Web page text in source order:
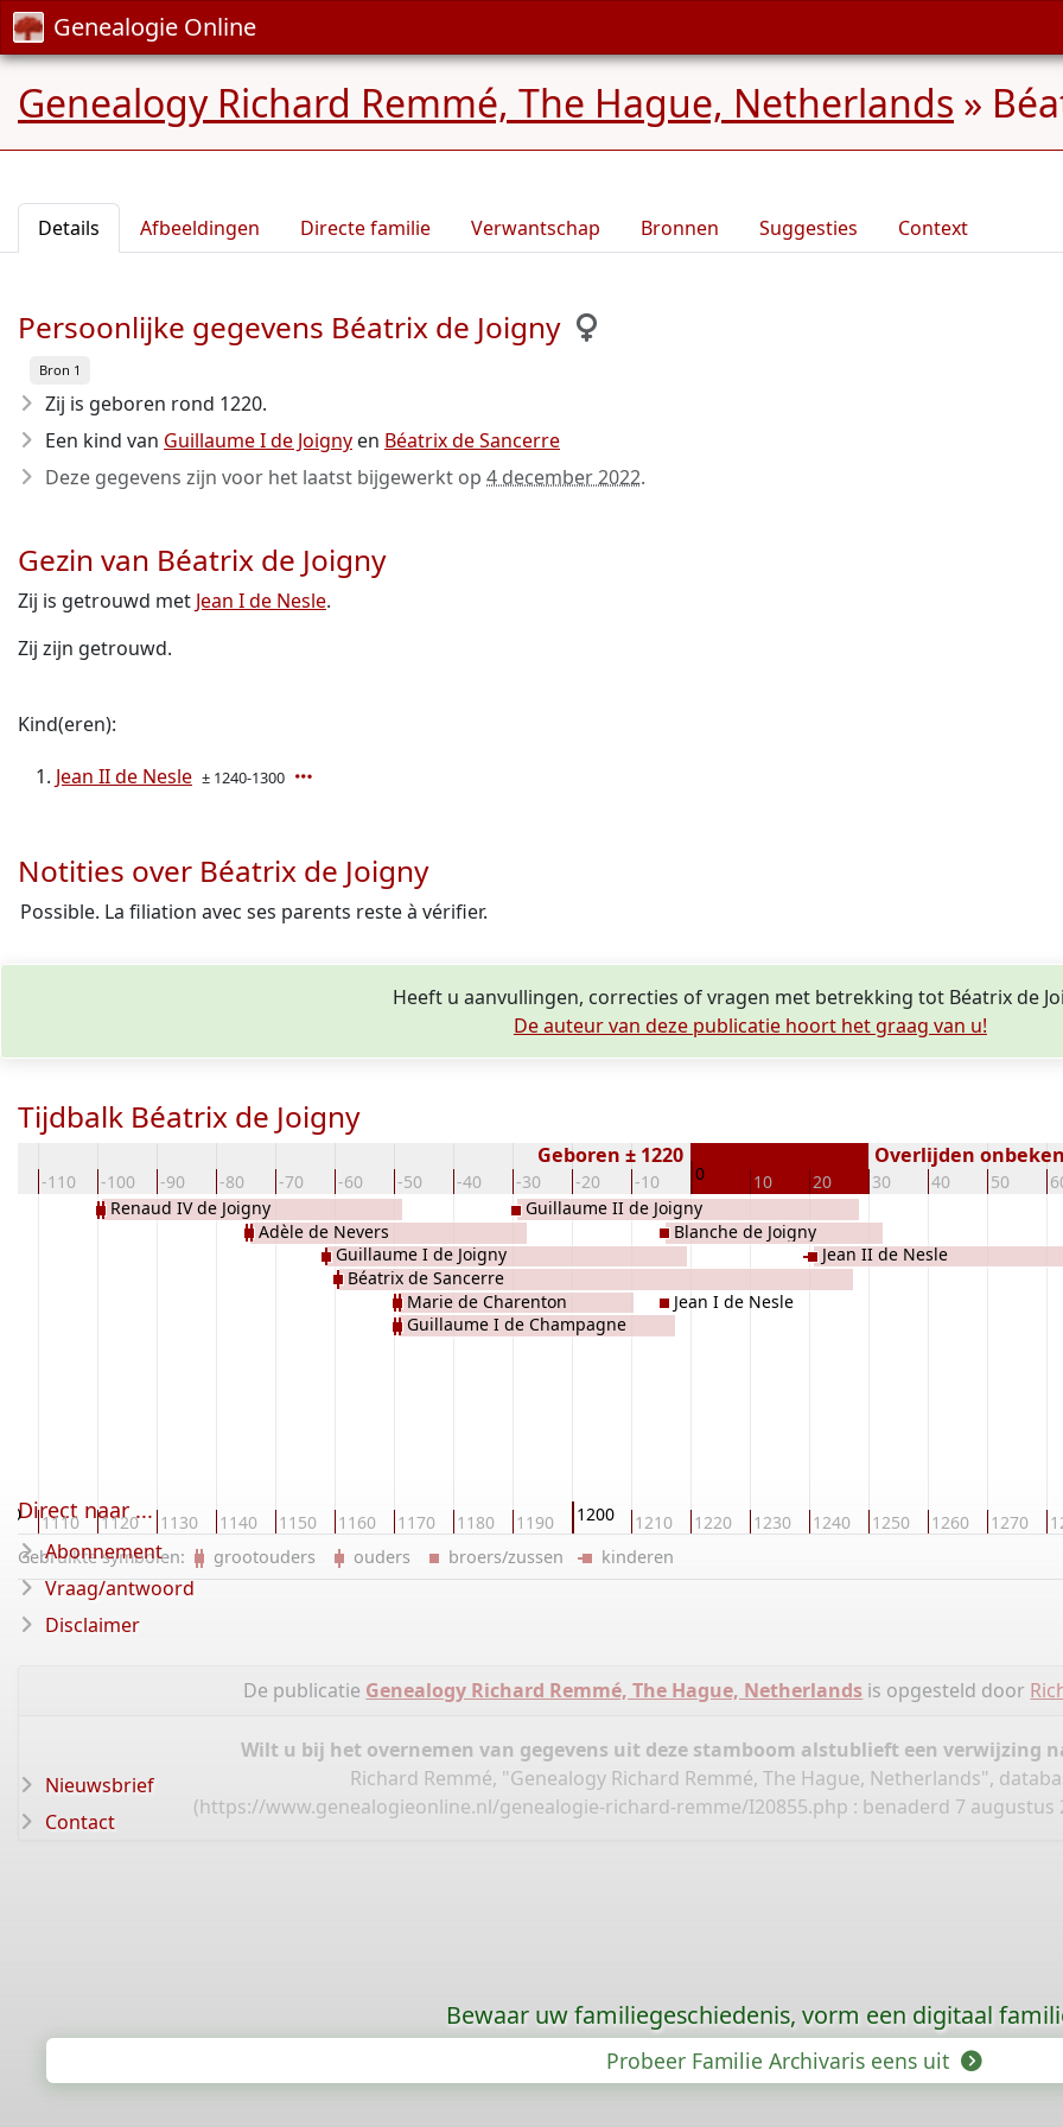
Genealogie Online
Genealogy Richard Remmé, The Hague, Netherlands »
Details Afbeeldingen Directe familie Verwantschap Bronnen Suggesties Context
Persoonlijke gegevens Béatrix de Joigny
Bron 1
Zij is geboren rond 1220.
Een kind van Guillaume I de Joigny en Béatrix de Sancerre
Deze gegevens zijn voor het laatst bijgewerkt op 4 december 2022.
Gezin van Béatrix de Joigny
Zij is getrouwd met Jean I de Nesle.
Zij zijn getrouwd.
Kind(eren):
Jean II de Nesle ± 1240-1300
Notities over Béatrix de Joigny
Possible. La filiation avec ses parents reste à vérifier.
Heeft u aanvullingen, correcties of vragen met betrekking tot Béatrix de
De auteur van deze publicatie hoort het graag van u!
Tijdbalk Béatrix de Joigny
-110 -100 -90 -80 -70 -60 -50 -40 -30 -20 -10 0 10 20 30 40 50
Geboren ± 1220 Overlijden
1110 1120 1130 1140 1150 1160 1170 1180 1190 1200 1210 1220 1230 1240 1250 1260 1270
Renaud IV de Joigny
Adèle de Nevers
Guillaume I de Joigny
Béatrix de Sancerre
Marie de Charenton
Guillaume I de Champagne
Guillaume II de Joigny
Blanche de Joigny
Jean I de Nesle
Jean II de Nesle
Gebruikte symbolen: grootouders ouders broers/zussen kinderen
De publicatie Genealogy Richard Remmé, The Hague, Netherlands is opgesteld door
Wilt u bij het overnemen van gegevens uit deze stamboom alstublieft een verwijzing
Richard Remmé, "Genealogy Richard Remmé, The Hague, Netherlands",
(https://www.genealogieonline.nl/genealogie-richard-remme/I20855.php : benaderd 7 augustus
Direct naar ...
Abonnement
Vraag/antwoord
Disclaimer
Nieuwsbrief
Contact
Bewaar uw familiegeschiedenis, vorm een digitaal
Probeer Familie Archivaris eens uit